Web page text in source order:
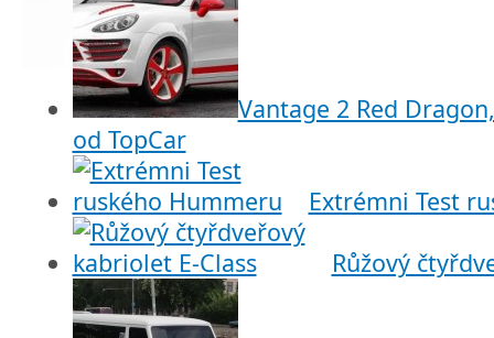
Vantage 2 Red
od TopCar
Extrémni Test
Růžový